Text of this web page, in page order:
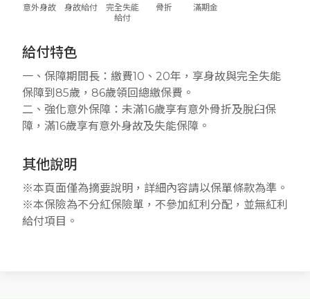
意外身故 身故給付
完全失能
給付
骨折 滿期金
給付特色
一、保障期間長：繳費10、20年，享身故與完全失能
保障到85歲，86歲領回總繳保費。
二、強化意外保障：未滿16歲享有意外骨折及脫臼保
障，滿16歲享有意外身故及失能保障。
其他說明
※本頁面僅為摘要說明，詳細內容請以保單條款為準。
※本保險為不分紅保險單，不參加紅利分配，並無紅利
給付項目。